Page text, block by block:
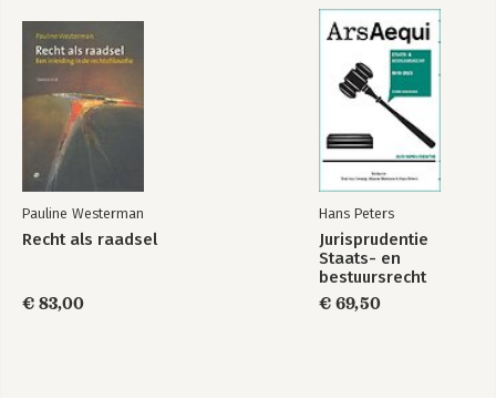
Pauline Westerman
Recht als raadsel
€ 83,00
Hans Peters
Jurisprudentie
Staats- en
bestuursrecht
1849-2025
€ 69,50